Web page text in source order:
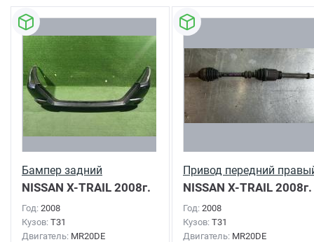
Бампер задний
NISSAN X-TRAIL 2008г.
Год: 2008
Кузов: T31
Двигатель: MR20DE
Привод передний
NISSAN X-TRAIL 2008г.
Год: 2008
Кузов: T31
Двигатель: MR20DE